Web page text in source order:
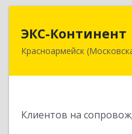
ЭКС-Континент
Красноармейск
Клиентов на
141292, Московская